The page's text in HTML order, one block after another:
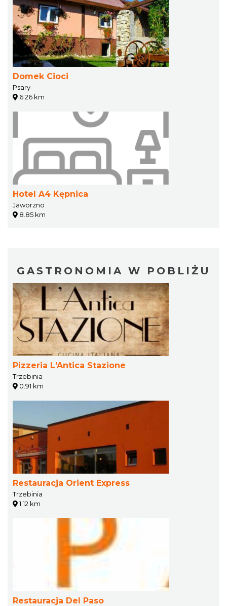
Domek Cioci
Psary
6.26 km
Hotel A4 Kępnica
Jaworzno
8.85 km
GASTRONOMIA W POBLIŻU
Pizzeria L'Antica Stazione
Trzebinia
0.91 km
Restauracja Orient Express
Trzebinia
1.12 km
Restauracja Del Paso